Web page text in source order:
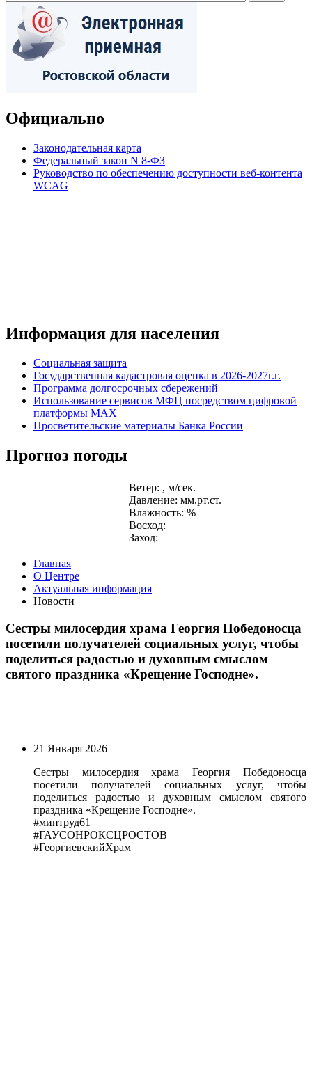
Официально
Законодательная карта
Федеральный закон N 8-ФЗ
Руководство по обеспечению доступности веб-контента
WCAG
Информация для населения
Социальная защита
Государственная кадастровая оценка в 2026-2027г.г.
Программа долгосрочных сбережений
Использование сервисов МФЦ посредством цифровой
платформы MAX
Просветительские материалы Банка России
Прогноз погоды
Ветер: , м/сек.
Давление: мм.рт.ст.
Влажность: %
Восход:
Заход:
Главная
О Центре
Актуальная информация
Новости
Сестры милосердия храма Георгия Победоносца
посетили получателей социальных услуг, чтобы
поделиться радостью и духовным смыслом
святого праздника «Крещение Господне».
21 Января 2026
Сестры милосердия храма Георгия Победоносца
посетили получателей социальных услуг, чтобы
поделиться радостью и духовным смыслом святого
праздника «Крещение Господне».
#минтруд61
#ГАУСОНРОКСЦРОСТОВ
#ГеоргиевскийХрам